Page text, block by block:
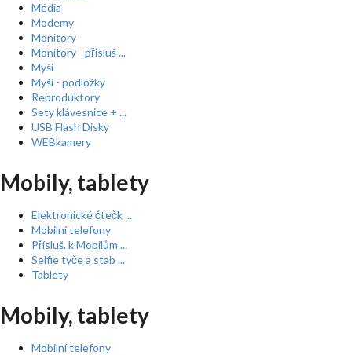
Média
Modemy
Monitory
Monitory - přísluš ...
Myši
Myši - podložky
Reproduktory
Sety klávesnice + ...
USB Flash Disky
WEBkamery
Mobily, tablety
Elektronické čtečk ...
Mobilní telefony
Přísluš. k Mobilům ...
Selfie tyče a stab ...
Tablety
Mobily, tablety
Mobilní telefony